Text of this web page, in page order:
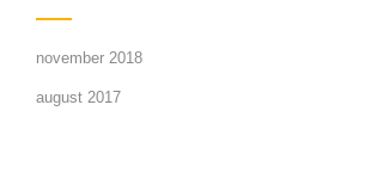
november 2018
august 2017